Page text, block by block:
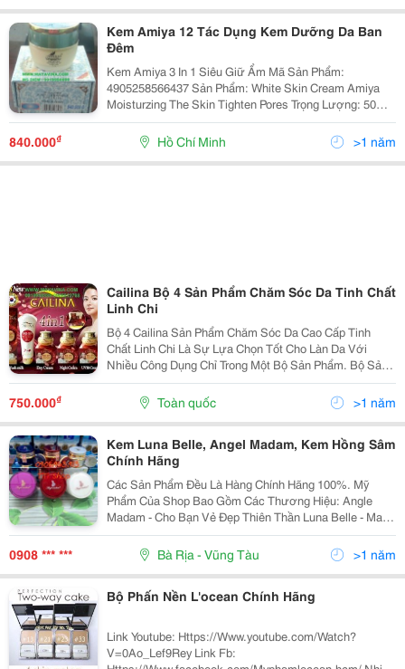
Kem Amiya 12 Tác Dụng Kem Dưỡng Da Ban
Đêm
Kem Amiya 3 In 1 Siêu Giữ Ẩm Mã Sản Phẩm:
4905258566437 Sản Phẩm: White Skin Cream Amiya
Moisturzing The Skin Tighten Pores Trọng Lượng: 50G
Sản Xuất : Nhật Bản Giá Bán Lẻ: 840.000 Vnđ White
Skin Cream Amiya Moisturzing The Skin Tig
840.000₫ Hồ Chí Minh >1 năm
Cailina Bộ 4 Sản Phẩm Chăm Sóc Da Tinh Chất
Linh Chi
Bộ 4 Cailina Sản Phẩm Chăm Sóc Da Cao Cấp Tinh
Chất Linh Chi Là Sự Lựa Chọn Tốt Cho Làn Da Với
Nhiều Công Dụng Chỉ Trong Một Bộ Sản Phẩm. Bộ Sản
Phẩm Gồm: Sữa Rửa Mặt : 120G K Em Dùng Ban Ngày
750.000₫ Toàn quốc >1 năm
Kem Luna Belle, Angel Madam, Kem Hồng Sâm
Chính Hãng
Các Sản Phẩm Đều Là Hàng Chính Hãng 100%. Mỹ
Phẩm Của Shop Bao Gồm Các Thương Hiệu: Angle
Madam - Cho Bạn Vẻ Đẹp Thiên Thần Luna Belle - Mang
Lại Nét Đẹp Thanh Xuân Titi Shop Số Điện Thoại :
0908.963.913 &Ndash; 0988.762.794 - 093.2021.794
Website: H
0908 *** *** Bà Rịa - Vũng Tàu >1 năm
Bộ Phấn Nền L'ocean Chính Hãng
Link Youtube: Https://Www.youtube.com/Watch?
V=0Ao_Lef9Rey Link Fb: